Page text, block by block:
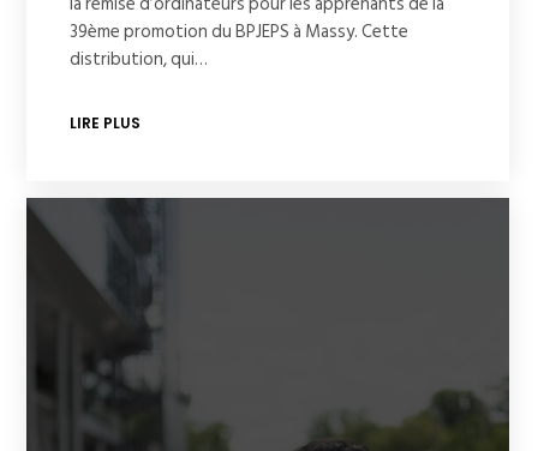
39ème promotion du BPJEPS à Massy. Cette
distribution, qui…
LIRE PLUS